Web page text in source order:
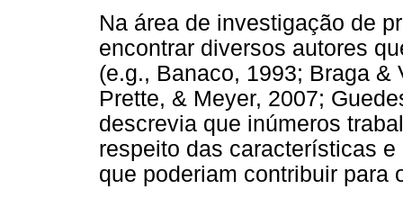
Na área de investigação de
encontrar diversos autores
(e.g., Banaco, 1993; Braga &
Prette, & Meyer, 2007;
descrevia que inúmeros
respeito das características
que poderiam contribuir para